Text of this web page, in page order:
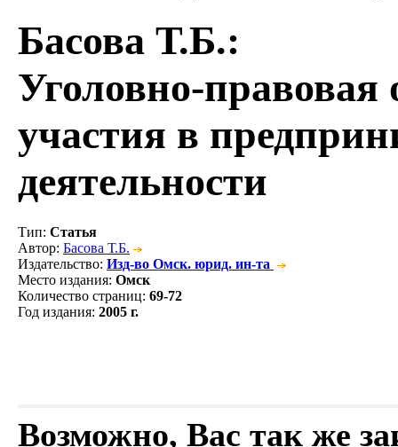
Басова Т.Б.:
Уголовно-правовая
участия в
деятельности
Тип: Статья
Автор: Басова Т.Б.
Издательство: Изд-во Омск. юрид. ин-та
Место издания: Омск
Количество страниц: 69-72
Год издания: 2005 г.
Возможно, Вас так же